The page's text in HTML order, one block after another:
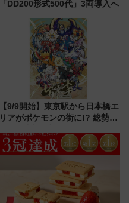
「DD200形式500代」3両導入へ
【9/9開始】東京駅から日本橋エ
リアがポケモンの街に!? 総勢
リサーチ」本格謎解き・グッズ
情報まとめ